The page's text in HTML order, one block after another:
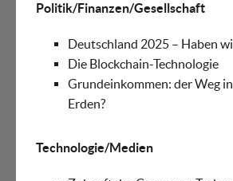
Politik/Finanzen/Gesellschaft
Deutschland 2025 – Haben
Die Blockchain-Technologie
Grundeinkommen: der Weg
Erden?
Technologie/Medien